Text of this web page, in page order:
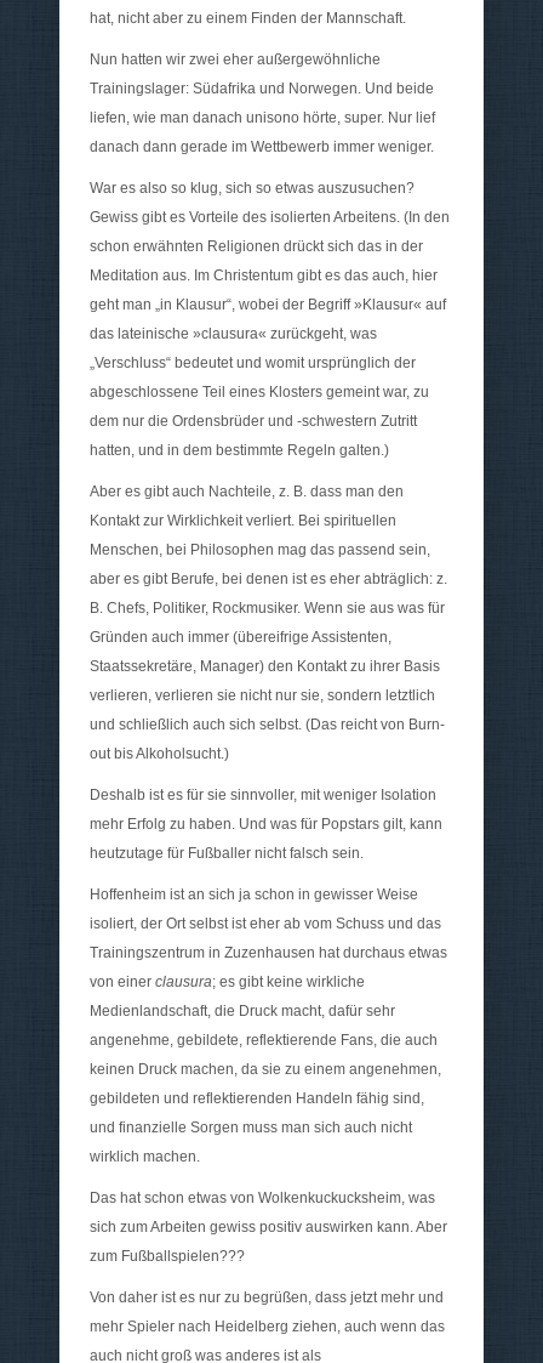
hat, nicht aber zu einem Finden der Mannschaft.
Nun hatten wir zwei eher außergewöhnliche
Trainingslager: Südafrika und Norwegen. Und beide
liefen, wie man danach unisono hörte, super. Nur lief
danach dann gerade im Wettbewerb immer weniger.
War es also so klug, sich so etwas auszusuchen?
Gewiss gibt es Vorteile des isolierten Arbeitens. (In den
schon erwähnten Religionen drückt sich das in der
Meditation aus. Im Christentum gibt es das auch, hier
geht man „in Klausur“, wobei der Begriff »Klausur« auf
das lateinische »clausura« zurückgeht, was
„Verschluss“ bedeutet und womit ursprünglich der
abgeschlossene Teil eines Klosters gemeint war, zu
dem nur die Ordensbrüder und -schwestern Zutritt
hatten, und in dem bestimmte Regeln galten.)
Aber es gibt auch Nachteile, z. B. dass man den
Kontakt zur Wirklichkeit verliert. Bei spirituellen
Menschen, bei Philosophen mag das passend sein,
aber es gibt Berufe, bei denen ist es eher abträglich: z.
B. Chefs, Politiker, Rockmusiker. Wenn sie aus was für
Gründen auch immer (übereifrige Assistenten,
Staatssekretäre, Manager) den Kontakt zu ihrer Basis
verlieren, verlieren sie nicht nur sie, sondern letztlich
und schließlich auch sich selbst. (Das reicht von Burn-
out bis Alkoholsucht.)
Deshalb ist es für sie sinnvoller, mit weniger Isolation
mehr Erfolg zu haben. Und was für Popstars gilt, kann
heutzutage für Fußballer nicht falsch sein.
Hoffenheim ist an sich ja schon in gewisser Weise
isoliert, der Ort selbst ist eher ab vom Schuss und das
Trainingszentrum in Zuzenhausen hat durchaus etwas
von einer clausura; es gibt keine wirkliche
Medienlandschaft, die Druck macht, dafür sehr
angenehme, gebildete, reflektierende Fans, die auch
keinen Druck machen, da sie zu einem angenehmen,
gebildeten und reflektierenden Handeln fähig sind,
und finanzielle Sorgen muss man sich auch nicht
wirklich machen.
Das hat schon etwas von Wolkenkuckucksheim, was
sich zum Arbeiten gewiss positiv auswirken kann. Aber
zum Fußballspielen???
Von daher ist es nur zu begrüßen, dass jetzt mehr und
mehr Spieler nach Heidelberg ziehen, auch wenn das
auch nicht groß was anderes ist als